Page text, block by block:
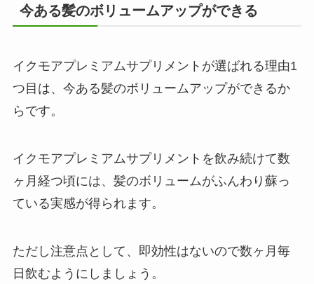
今ある髪のボリュームアップができる
イクモアプレミアムサプリメントが選ばれる理由1
つ目は、今ある髪のボリュームアップができるか
らです。
イクモアプレミアムサプリメントを飲み続けて数
ヶ月経つ頃には、髪のボリュームがふんわり蘇っ
ている実感が得られます。
ただし注意点として、即効性はないので数ヶ月毎
日飲むようにしましょう。